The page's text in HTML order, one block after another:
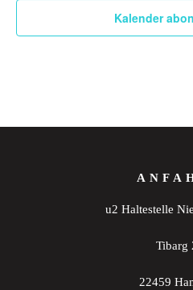
Kalender
u2 Haltestelle
Tibarg
22459